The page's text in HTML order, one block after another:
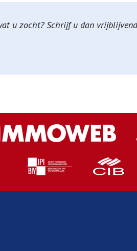
u zocht? Schrijf u dan